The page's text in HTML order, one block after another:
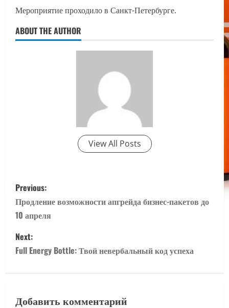
Мероприятие проходило в Санкт-Петербурге.
ABOUT THE AUTHOR
View All Posts
P
o
s
t
Previous:
Продление возможности апгрейда бизнес-пакетов до
10 апреля
Next:
Full Energy Bottle: Твой невербальный код успеха
Добавить комментарий